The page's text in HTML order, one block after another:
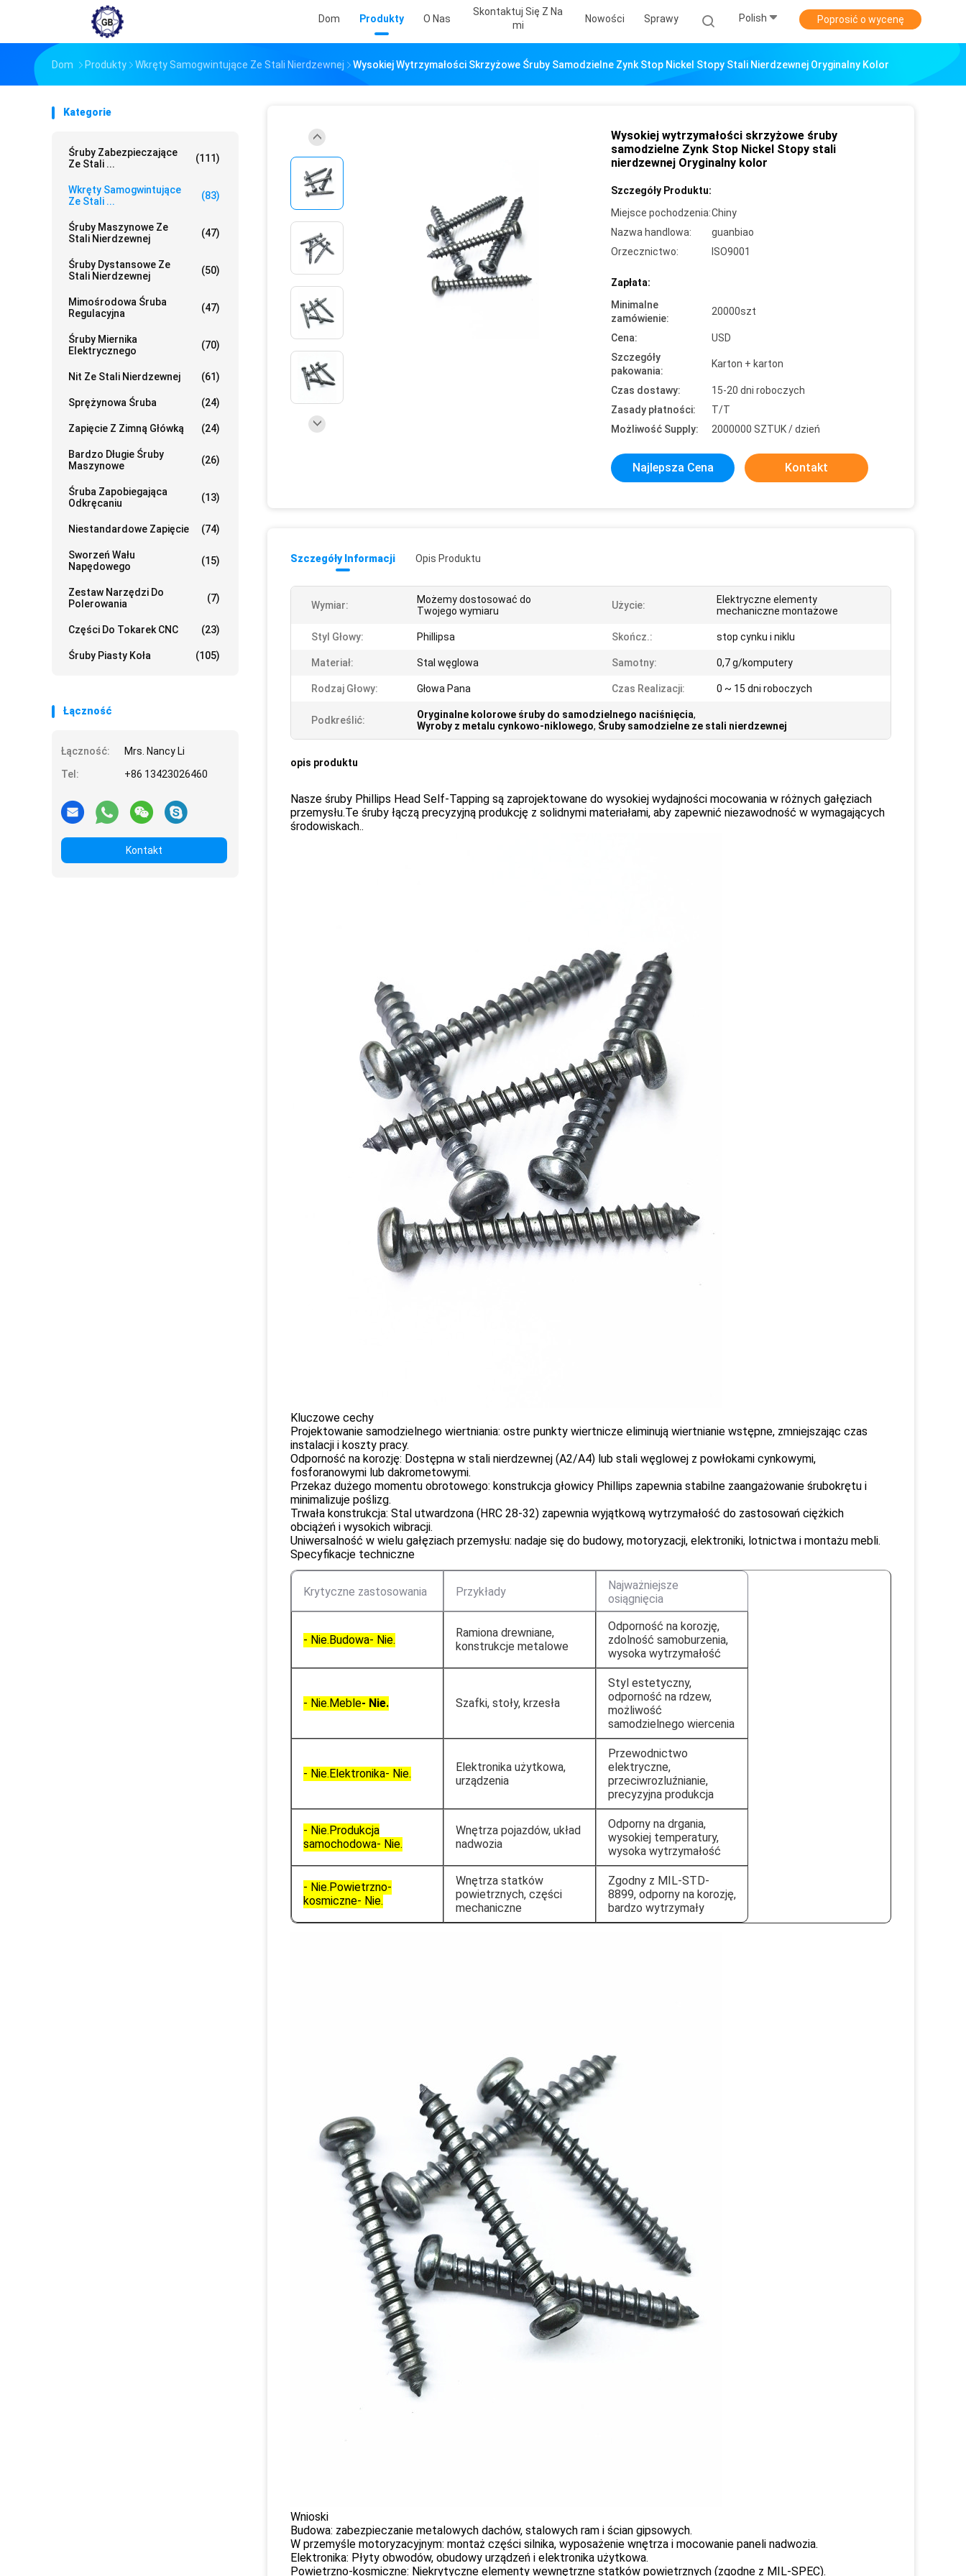
Dom Produkty O Nas
Skontaktuj Się Z Na
Mi
Nowości Sprawy Polish Poprosić o wycenę
Dom Produkty Wkręty Samogwintujące Ze Stali Nierdzewnej Wysokiej Wytrzymałości Skrzyżowe Śruby Samodzielne Zynk Stop Nickel Stopy Stali Nierdzewnej Oryginalny Kolor
Kategorie
Śruby Zabezpieczające
Ze Stali ...
(111)
Wkręty Samogwintujące
Ze Stali ...
(83)
Śruby Maszynowe Ze
Stali Nierdzewnej
(47)
Śruby Dystansowe Ze
Stali Nierdzewnej
(50)
Mimośrodowa Śruba
Regulacyjna
(47)
Śruby Miernika
Elektrycznego
(70)
Nit Ze Stali Nierdzewnej (61)
Sprężynowa Śruba (24)
Zapięcie Z Zimną Główką (24)
Bardzo Długie Śruby
Maszynowe
(26)
Śruba Zapobiegająca
Odkręcaniu
(13)
Niestandardowe Zapięcie (74)
Sworzeń Wału
Napędowego
(15)
Zestaw Narzędzi Do
Polerowania
(7)
Części Do Tokarek CNC (23)
Śruby Piasty Koła (105)
Łączność
Łączność:
Mrs. Nancy Li
Tel:
+86 13423026460
Kontakt
Wysokiej wytrzymałości skrzyżowe śruby
samodzielne Zynk Stop Nickel Stopy stali
nierdzewnej Oryginalny kolor
Szczegóły Produktu:
Miejsce pochodzenia:Chiny
Nazwa handlowa:
guanbiao
Orzecznictwo:
ISO9001
Zapłata:
Minimalne
zamówienie:
20000szt
Cena:
USD
Szczegóły
pakowania:
Karton + karton
Czas dostawy:
15-20 dni roboczych
Zasady płatności:
T/T
Możliwość Supply:
2000000 SZTUK / dzień
Najlepsza Cena Kontakt
Szczegóły Informacji Opis Produktu
Wymiar:
Możemy dostosować do
Twojego wymiaru
Użycie:
Elektryczne elementy
mechaniczne montażowe
Styl Głowy: Phillipsa Skończ.: stop cynku i niklu
Materiał: Stal węglowa Samotny: 0,7 g/komputery
Rodzaj Głowy: Głowa Pana Czas Realizacji: 0 ~ 15 dni roboczych
Podkreślić: Oryginalne kolorowe śruby do samodzielnego naciśnięcia,
Wyroby z metalu cynkowo-niklowego, Śruby samodzielne ze stali nierdzewnej
opis produktu
Nasze śruby Phillips Head Self-Tapping są zaprojektowane do wysokiej wydajności mocowania w różnych gałęziach
przemysłu.Te śruby łączą precyzyjną produkcję z solidnymi materiałami, aby zapewnić niezawodność w wymagających
środowiskach..
Kluczowe cechy
Projektowanie samodzielnego wiertniania: ostre punkty wiertnicze eliminują wiertnianie wstępne, zmniejszając czas
instalacji i koszty pracy.
Odporność na korozję: Dostępna w stali nierdzewnej (A2/A4) lub stali węglowej z powłokami cynkowymi,
fosforanowymi lub dakrometowymi.
Przekaz dużego momentu obrotowego: konstrukcja głowicy Phillips zapewnia stabilne zaangażowanie śrubokrętu i
minimalizuje poślizg.
Trwała konstrukcja: Stal utwardzona (HRC 28-32) zapewnia wyjątkową wytrzymałość do zastosowań ciężkich
obciążeń i wysokich wibracji.
Uniwersalność w wielu gałęziach przemysłu: nadaje się do budowy, motoryzacji, elektroniki, lotnictwa i montażu mebli.
Specyfikacje techniczne
Krytyczne zastosowania Przykłady
Najważniejsze
osiągnięcia
- Nie.Budowa- Nie.
Ramiona drewniane,
konstrukcje metalowe
Odporność na korozję,
zdolność samoburzenia,
wysoka wytrzymałość
- Nie.Meble- Nie. Szafki, stoły, krzesła
Styl estetyczny,
odporność na rdzew,
możliwość
samodzielnego wiercenia
- Nie.Elektronika- Nie.
Elektronika użytkowa,
urządzenia
Przewodnictwo
elektryczne,
przeciwrozluźnianie,
precyzyjna produkcja
- Nie.Produkcja
samochodowa- Nie.
Wnętrza pojazdów, układ
nadwozia
Odporny na drgania,
wysokiej temperatury,
wysoka wytrzymałość
- Nie.Powietrzno-
kosmiczne- Nie.
Wnętrza statków
powietrznych, części
mechaniczne
Zgodny z MIL-STD-
8899, odporny na korozję,
bardzo wytrzymały
Wnioski
Budowa: zabezpieczanie metalowych dachów, stalowych ram i ścian gipsowych.
W przemyśle motoryzacyjnym: montaż części silnika, wyposażenie wnętrza i mocowanie paneli nadwozia.
Elektronika: Płyty obwodów, obudowy urządzeń i elektronika użytkowa.
Powietrzno-kosmiczne: Niekrytyczne elementy wewnętrzne statków powietrznych (zgodne z MIL-SPEC).